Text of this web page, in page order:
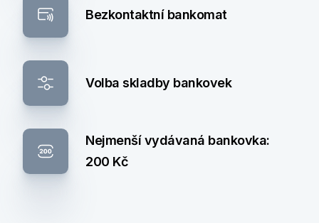
Bezkontaktní bankomat
Volba skladby bankovek
Nejmenší vydávaná bankovka:
200 Kč